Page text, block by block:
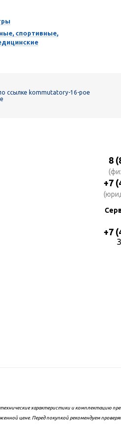
спортивные,
ссылке kommutatory-16-poe
8
+7
+7
характеристики и комплектацию
цене. Перед покупкой рекомендуем